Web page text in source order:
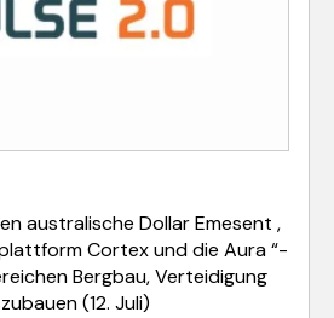
australische Dollar Emesent ,
Cortex und die Aura “-
Bergbau, Verteidigung
(12. Juli)